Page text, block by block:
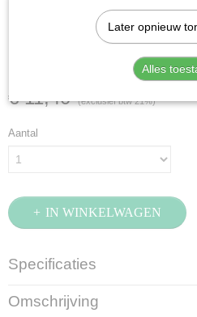
Stahlwille
(40433842)
€ 11,40 (exclusief btw 21%)
Aantal
IN WINKELWAGEN
Specificaties
Productcode
40433842
Omschrijving
Later opnieuw
Alles